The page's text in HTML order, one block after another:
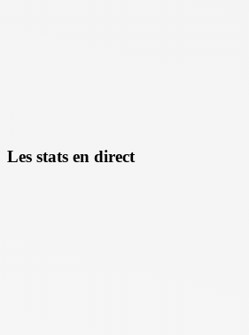
Les stats en direct